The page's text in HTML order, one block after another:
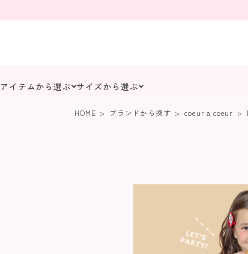
アイテムから選ぶ サイズから選ぶ
HOME ブランドから探す coeur a coeur